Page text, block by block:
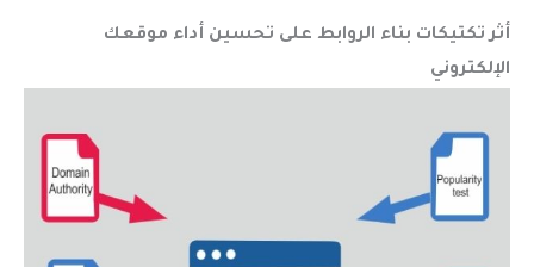
أثر تكتيكات بناء الروابط على تحسين أداء موقعك
الإلكتروني